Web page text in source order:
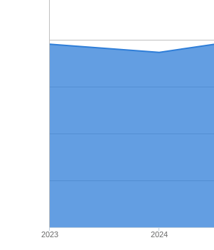
2023 2024